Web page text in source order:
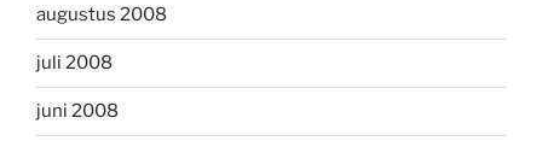
augustus 2008
juli 2008
juni 2008